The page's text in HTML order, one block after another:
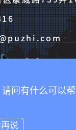
问有什么可以帮
说